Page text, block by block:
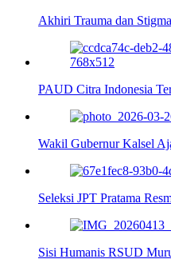
Akhiri Trauma dan
PAUD Citra Indonesia
Wakil Gubernur Kalsel
Seleksi JPT Pratama
Sisi Humanis RSUD